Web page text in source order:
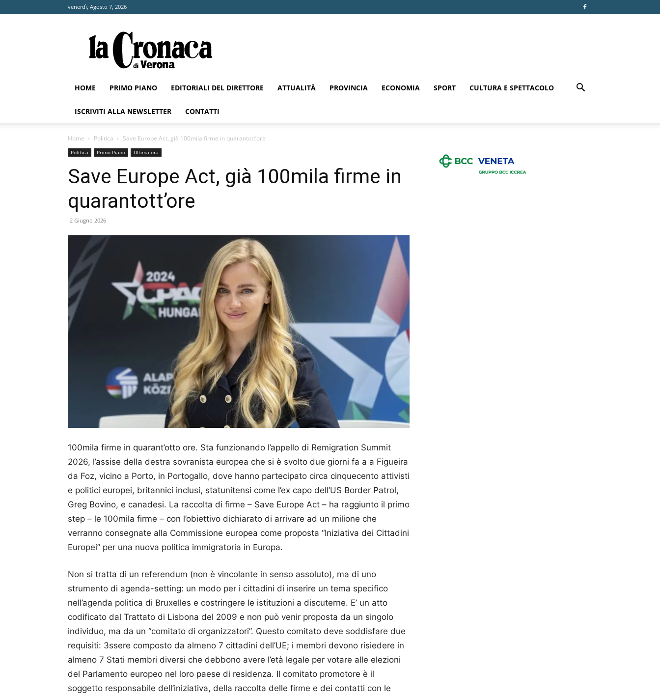
venerdì, Agosto 7, 2026
Cronaca
di
Verona
HOME PRIMO PIANO EDITORIALI DEL DIRETTORE ATTUALITÀ PROVINCIA ECONOMIA SPORT CULTURA E SPETTACOLO
ISCRIVITI ALLA NEWSLETTER CONTATTI
Home Politica Save Europe Act, già 100mila firme in quarantott’ore
Politica Primo Piano Ultima ora
Save Europe Act, già 100mila firme in
quarantott’ore
2 Giugno 2026
100mila firme in quarant’otto ore. Sta funzionando l’appello di Remigration Summit
2026, l’assise della destra sovranista europea che si è svolto due giorni fa a a Figueira
da Foz, vicino a Porto, in Portogallo, dove hanno partecipato circa cinquecento attivisti
e politici europei, britannici inclusi, statunitensi come l’ex capo dell’US Border Patrol,
Greg Bovino, e canadesi. La raccolta di firme – Save Europe Act – ha raggiunto il primo
step – le 100mila firme – con l’obiettivo dichiarato di arrivare ad un milione che
verranno consegnate alla Commissione europea come proposta “Iniziativa dei Cittadini
Europei” per una nuova politica immigratoria in Europa.
Non si tratta di un referendum (non è vincolante in senso assoluto), ma di uno
strumento di agenda-setting: un modo per i cittadini di inserire un tema specifico
nell’agenda politica di Bruxelles e costringere le istituzioni a discuterne. E’ un atto
codificato dal Trattato di Lisbona del 2009 e non può venir proposta da un singolo
individuo, ma da un “comitato di organizzatori”. Questo comitato deve soddisfare due
requisiti: 3ssere composto da almeno 7 cittadini dell’UE; i membri devono risiedere in
almeno 7 Stati membri diversi che debbono avere l’età legale per votare alle elezioni
del Parlamento europeo nel loro paese di residenza. Il comitato promotore è il
soggetto responsabile dell’iniziativa, della raccolta delle firme e dei contatti con le